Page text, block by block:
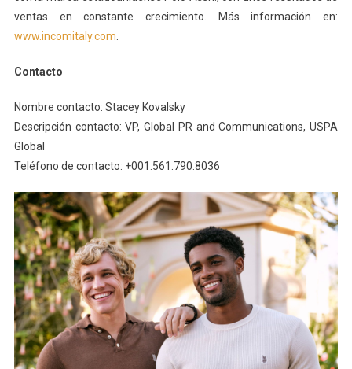
ventas en constante crecimiento. Más información en:
www.incomitaly.com
Contacto
Nombre contacto: Stacey Kovalsky
Descripción contacto: VP, Global PR and Communications, USPA
Global
Teléfono de contacto: +001.561.790.8036